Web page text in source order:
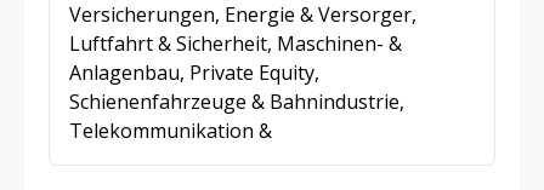
Versicherungen, Energie & Versorger,
Luftfahrt & Sicherheit, Maschinen- &
Anlagenbau, Private Equity,
Schienenfahrzeuge & Bahnindustrie,
Telekommunikation &